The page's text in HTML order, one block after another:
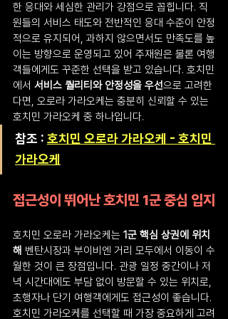
한 응대와 세심한 관리가 강점으로 꼽힙니다. 직
원들의 서비스 태도와 전반적인 응대 수준이 안정
적으로 유지되어, 과하지 않으면서도 만족도를 높
이는 방향으로 운영되고 있어 주재원은 물론 여행
객들에게도 꾸준한 선택을 받고 있습니다. 호치민
에서 서비스 퀄리티와 안정성을 우선으로 고려한
다면, 오로라 가라오케는 충분히 신뢰할 수 있는
호치민 가라오케 중 하나입니다.
참조 : 호치민 오로라 가라오케 - 호치민
가라오케
접근성이 뛰어난 호치민 1군 중심 입지
호치민 오로라 가라오케는 1군 핵심 상권에 위치
해 벤탄시장과 부이비엔 거리 모두에서 이동이 수
월한 것이 큰 장점입니다. 관광 일정 중간이나 저
녁 시간대에도 부담 없이 방문할 수 있는 위치로,
초행자나 단기 여행객에게도 접근성이 좋습니다.
호치민 가라오케를 선택할 때 가장 중요하게 고려